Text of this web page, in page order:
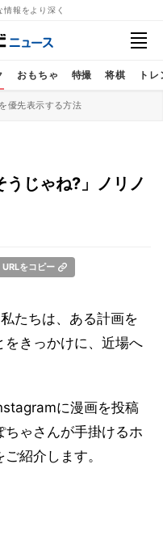
報をより深く
おもちゃ 特撮 将棋 ト
優先表示する方法
うじゃね?」ノリノ
URLをコピー
たちは、ある計画を
をきっかけに、近場へ
に漫画を投稿
ちゃさんが手掛けるホ
紹介します。